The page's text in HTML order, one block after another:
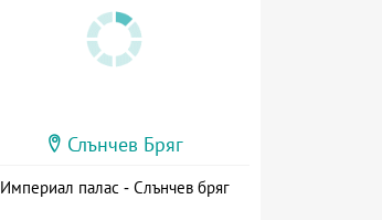
Слънчев Бряг
Империал палас - Слънчев бряг